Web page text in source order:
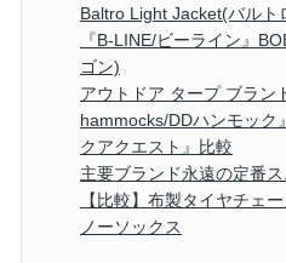
Baltro Light Jacket(バルト
『B-LINE/ビーライン』
ゴン)
アウトドア タープ ブラン
hammocks/DDハンモック
クアクエスト』比較
主要ブランド永遠の定番
【比較】布製タイヤチェ
ノーソックス